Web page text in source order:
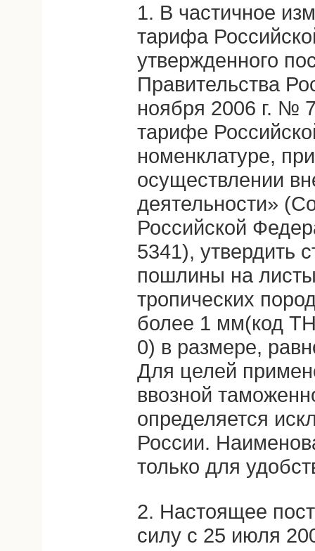
1. В частичное
тарифа
утвержденного
Правительства
ноября 2006 г. №
тарифе
номенклатуре,
осуществлении
деятельности»
Российской
5341), утвердить
пошлины на
тропических
более 1 мм(код
0) в размере,
Для целей
ввозной
определяется
России.
только для
2. Настоящее
силу с 25 июля